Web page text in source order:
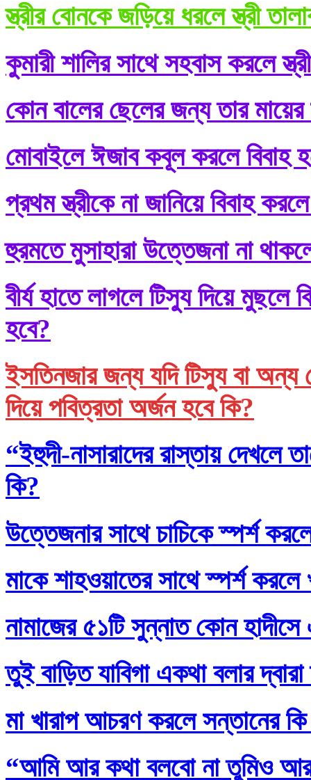
স্ত্রীর বোনকে জড়িয়ে ধরলে স্ত্রী
কুমারী শালির সাথে সহবাস করলে
কোন বালের ছেলের জন্য তার মায়ের
মোবাইলে ঈজাব কবূল করলে বিবাহ
প্রথম স্ত্রীকে না জানিয়ে বিবাহ
হুরমতে মুসাহারা উত্তেজনা না
বীর্য হাতে লাগলে টিস্যু দিয়ে
হবে?
ইসতিনজার জন্য যদি টিস্যু বা অন্য
দিয়ে পবিত্রতা অর্জন হবে কি?
“ইহুদী-নাসারাদের রাস্তায় দেখলে
কি?
উত্তেজনার সাথে চাচিকে স্পর্শ
মাকে শাহওয়াতের সাথে স্পর্শ করলে
নামাজের ৫১টি সুন্নাত কোন হাদীসে
তুই বাড়িত যাবিগা একথা বলার
মা খারাপ আচরণ করলে সন্তানের
“আমি আর কথা বলবো না তুমিও আর